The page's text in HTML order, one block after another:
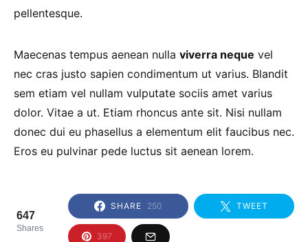
pellentesque.
Maecenas tempus aenean nulla viverra neque vel
nec cras justo sapien condimentum ut varius. Blandit
sem etiam vel nullam vulputate sociis amet varius
dolor. Vitae a ut. Etiam rhoncus ante sit. Nisi nullam
donec dui eu phasellus a elementum elit faucibus nec.
Eros eu pulvinar pede luctus sit aenean lorem.
647
Shares
SHARE 250 TWEET
397